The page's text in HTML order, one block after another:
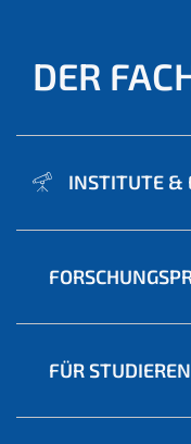
DER
INSTITUTE &
FÜR